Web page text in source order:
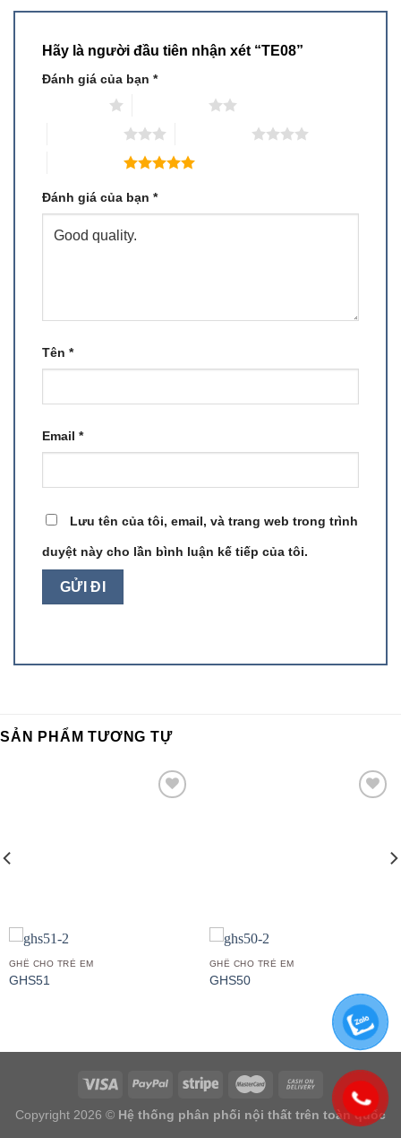
Hãy là người đầu tiên nhận xét “TE08”
Đánh giá của bạn *
Đánh giá của bạn *
Tên *
Email *
Lưu tên của tôi, email, và trang web trong trình
duyệt này cho lần bình luận kế tiếp của tôi.
SẢN PHẨM TƯƠNG TỰ
GHẾ CHO TRẺ EM
GHS51
GHẾ CHO TRẺ EM
GHS50
Copyright 2026 © Hệ thống phân phối nội thất trên toàn quốc